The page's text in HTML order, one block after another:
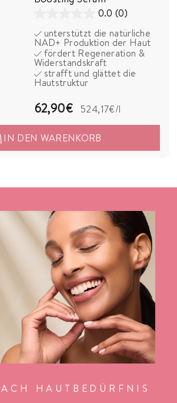
0.0 (0)
von
5
Sternen.
unterstützt die natürliche
NAD+ Produktion der Haut
fördert Regeneration &
Widerstandskraft
strafft und glättet die
Hautstruktur
62,90€6
2
,
524,17€/l
IN DEN WARENKORB
HAUTBEDÜRFNIS